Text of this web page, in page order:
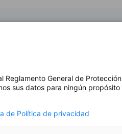
Reglamento General de Protección
sus datos para ningún propósito
de Política de privacidad